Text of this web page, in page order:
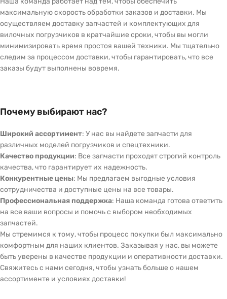
максимальную скорость обработки заказов и доставки. Мы
осуществляем доставку запчастей и комплектующих для
вилочных погрузчиков в кратчайшие сроки, чтобы вы могли
минимизировать время простоя вашей техники. Мы тщательно
следим за процессом доставки, чтобы гарантировать, что все
заказы будут выполнены вовремя.
Почему выбирают нас?
Широкий ассортимент: У нас вы найдете запчасти для
различных моделей погрузчиков и спецтехники.
Качество продукции: Все запчасти проходят строгий контроль
качества, что гарантирует их надежность.
Конкурентные цены: Мы предлагаем выгодные условия
сотрудничества и доступные цены на все товары.
Профессиональная поддержка: Наша команда готова ответить
на все ваши вопросы и помочь с выбором необходимых
запчастей.
Мы стремимся к тому, чтобы процесс покупки был максимально
комфортным для наших клиентов. Заказывая у нас, вы можете
быть уверены в качестве продукции и оперативности доставки.
Свяжитесь с нами сегодня, чтобы узнать больше о нашем
ассортименте и условиях доставки!